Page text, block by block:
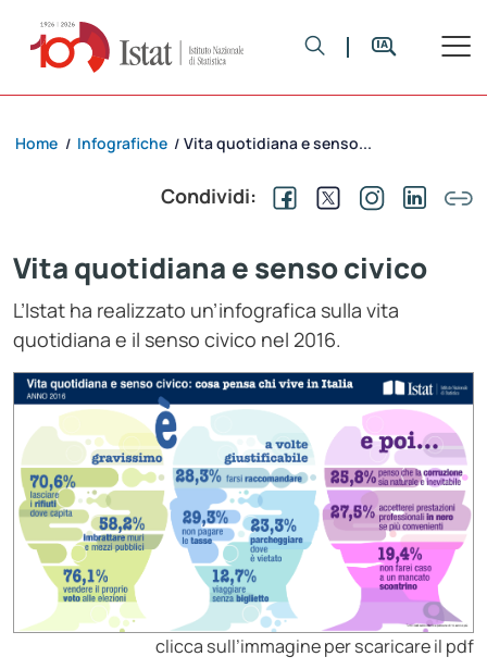
Home / Infografiche / Vita quotidiana e senso...
Condividi:
Vita quotidiana e senso civico
L’Istat ha realizzato un’infografica sulla vita
quotidiana e il senso civico nel 2016.
clicca sull’immagine per scaricare il pdf